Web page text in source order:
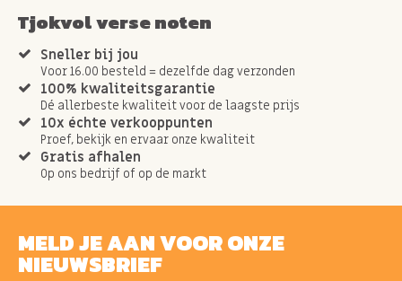
Tjokvol verse noten
Sneller bij jou
Voor 16.00 besteld = dezelfde dag verzonden
100% kwaliteitsgarantie
Dé allerbeste kwaliteit voor de laagste prijs
10x échte verkooppunten
Proef, bekijk en ervaar onze kwaliteit
Gratis afhalen
Op ons bedrijf of op de markt
MELD JE AAN VOOR ONZE
NIEUWSBRIEF